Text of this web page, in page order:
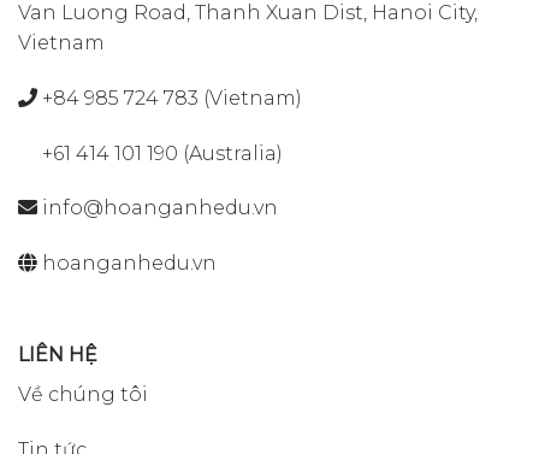
Van Luong Road, Thanh Xuan Dist, Hanoi City,
Vietnam
+84 985 724 783 (Vietnam)
+61 414 101 190 (Australia)
info@hoanganhedu.vn
hoanganhedu.vn
LIÊN HỆ
Về chúng tôi